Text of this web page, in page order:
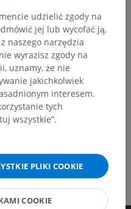
udzielić zgody na
jej lub wycofać ją.
naszego narzędzia
wyrazisz zgody na
uznamy, że nie
jakichkolwiek
interesem.
tych
wszystkie”.
PLIKI COOKIE
COOKIE